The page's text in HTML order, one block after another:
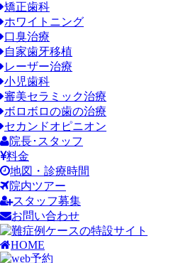
矯正歯科
ホワイトニング
口臭治療
自家歯牙移植
レーザー治療
小児歯科
審美セラミック治療
ボロボロの歯の治療
セカンドオピニオン
院長･スタッフ
料金
地図・診療時間
院内ツアー
スタッフ募集
お問い合わせ
HOME